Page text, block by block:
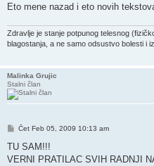
Eto mene nazad i eto novih
Zdravlje je stanje potpunog telesnog
blagostanja, a ne samo odsustvo bolesti i
Malinka Grujic
Stalni član
Post
Čet Feb 05, 2009 10:13 am
TU SAM!!!
VERNI PRATILAC SVIH RADNJI